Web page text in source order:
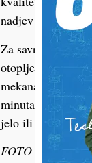
nadjev ne bi bio
Za savršeno
otopljenog
mekana i sočna.
minuta, odnosno
jelo ili prilog, a
FOTO ilustracija